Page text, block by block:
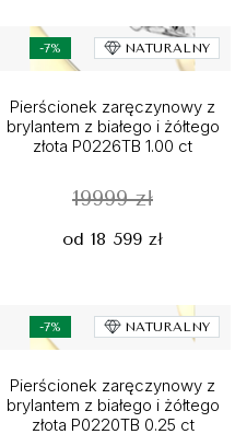
-7% NATURALNY
Pierścionek zaręczynowy z
brylantem z białego i żółtego
złota P0226TB 1.00 ct
19999 zł
od 18 599 zł
-7% NATURALNY
Pierścionek zaręczynowy z
brylantem z białego i żółtego
złota P0220TB 0.25 ct